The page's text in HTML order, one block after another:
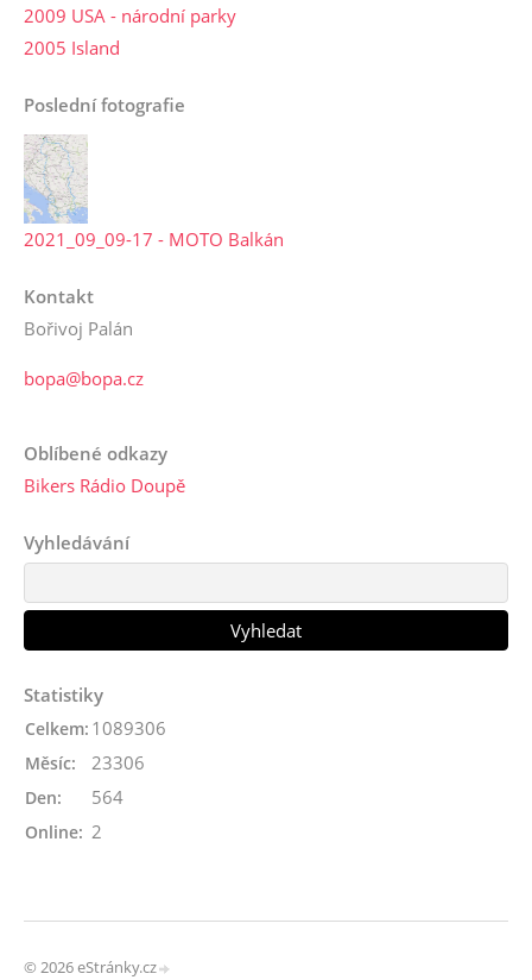
2009 USA - národní parky
2005 Island
Poslední fotografie
2021_09_09-17 - MOTO Balkán
Kontakt
Bořivoj Palán
bopa@bopa.cz
Oblíbené odkazy
Bikers Rádio Doupě
Vyhledávání
Statistiky
Online: 2
Celkem: 1089306
Měsíc: 23306
Den: 564
© 2026 eStránky.cz